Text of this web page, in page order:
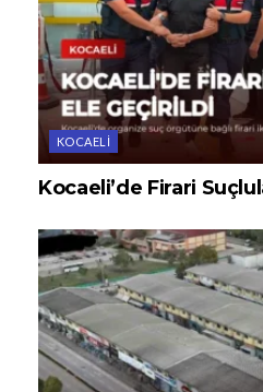
KOCAELI
Kocaeli’de Firari